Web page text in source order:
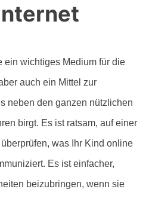
ein wichtiges Medium für die
auch ein Mittel zur
neben den ganzen nützlichen
birgt. Es ist ratsam, auf einer
was Ihr Kind online
Es ist einfacher,
beizubringen, wenn sie